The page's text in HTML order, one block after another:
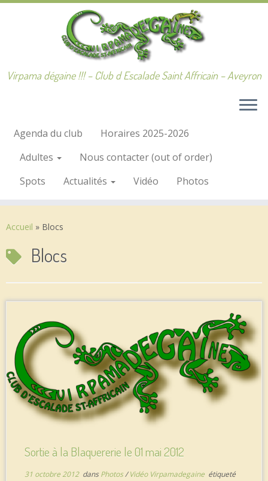
Passer
Virpama dégaine !!! – Club d Escalade Saint Affricain – Aveyron
Agenda du club
Horaires 2025-2026
Adultes
Nous contacter (out of order)
Spots
Actualités Vidéo Photos
Accueil » Blocs
Blocs
Sortie à la Blaquererie le 01 mai 2012
31 octobre 2012dansPhotos/Vidéo Virpamadegaine étiqueté